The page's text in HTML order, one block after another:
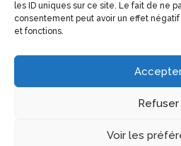
les ID uniques sur ce site. Le fait de ne
consentement peut avoir un effet
et fonctions.
Refuser
Voir les